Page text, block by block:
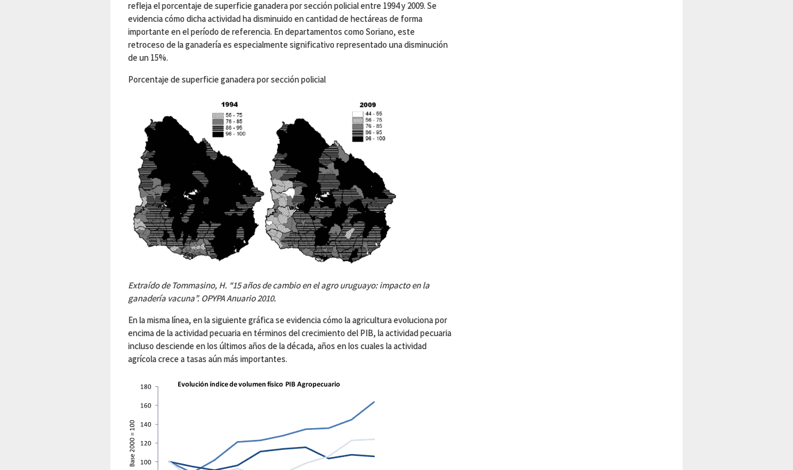
refleja el porcentaje de superficie ganadera por sección policial entre 1994 y 2009. Se
evidencia cómo dicha actividad ha disminuido en cantidad de hectáreas de forma
importante en el período de referencia. En departamentos como Soriano, este
retroceso de la ganadería es especialmente significativo representado una disminución
de un 15%.
Porcentaje de superficie ganadera por sección policial
Extraído de Tommasino, H. “15 años de cambio en el agro uruguayo: impacto en la
ganadería vacuna”. OPYPA Anuario 2010.
En la misma línea, en la siguiente gráfica se evidencia cómo la agricultura evoluciona por
encima de la actividad pecuaria en términos del crecimiento del PIB, la actividad pecuaria
incluso desciende en los últimos años de la década, años en los cuales la actividad
agrícola crece a tasas aún más importantes.